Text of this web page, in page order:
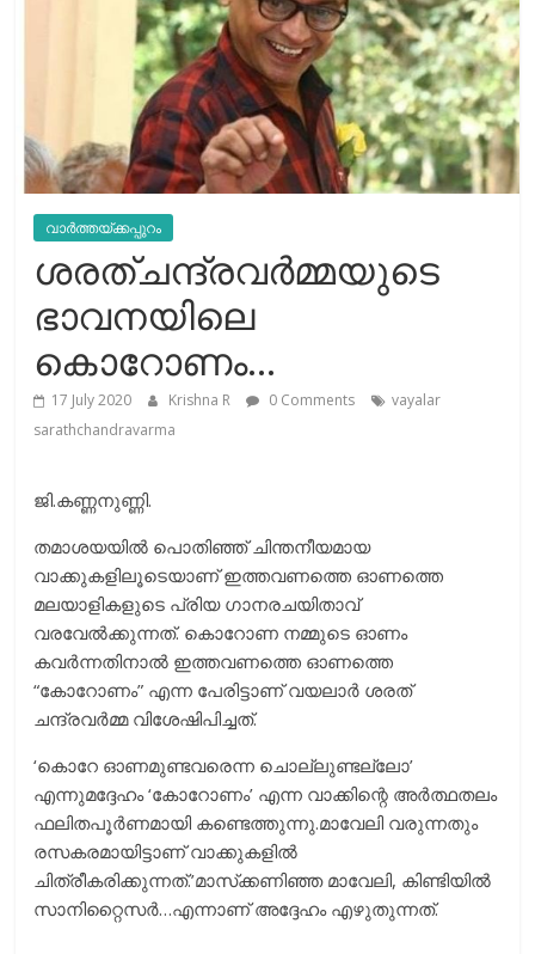
വാർത്തയ്ക്കപ്പുറം
ശരത്ചന്ദ്രവർമ്മയുടെ
ഭാവനയിലെ
കൊറോണം…
17 July 2020 Krishna R 0 Comments
vayalar
sarathchandravarma
ജി.കണ്ണനുണ്ണി.
തമാശയയിൽ പൊതിഞ്ഞ് ചിന്തനീയമായ
വാക്കുകളിലൂടെയാണ് ഇത്തവണത്തെ ഓണത്തെ
മലയാളികളുടെ പ്രിയ ഗാനരചയിതാവ്
വരവേൽക്കുന്നത്. കൊറോണ നമ്മുടെ ഓണം
കവർന്നതിനാൽ ഇത്തവണത്തെ ഓണത്തെ
“കോറോണം” എന്ന പേരിട്ടാണ് വയലാർ ശരത്
ചന്ദ്രവർമ്മ വിശേഷിപിച്ചത്.
‘കൊറേ ഓണമുണ്ടവരെന്ന ചൊല്ലുണ്ടല്ലോ’
എന്നുമദ്ദേഹം ‘കോറോണം’ എന്ന വാക്കിന്റെ അർത്ഥതലം
ഫലിതപൂർണമായി കണ്ടെത്തുന്നു.മാവേലി വരുന്നതും
രസകരമായിട്ടാണ് വാക്കുകളിൽ
ചിത്രീകരിക്കുന്നത്.’മാസ്‌ക്കണിഞ്ഞ മാവേലി, കിണ്ടിയിൽ
സാനിറ്റൈസർ…എന്നാണ് അദ്ദേഹം എഴുതുന്നത്.